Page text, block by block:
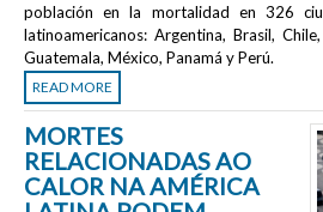
población en la mortalidad en 326
latinoamericanos: Argentina, Brasil,
Guatemala, México, Panamá y Perú.
READ MORE
MORTES
RELACIONADAS AO
CALOR NA AMÉRICA